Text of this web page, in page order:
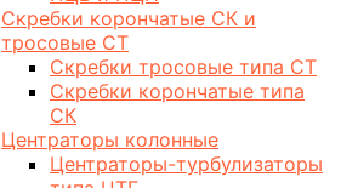
Скребки корончатые СК и
тросовые СТ
Скребки тросовые типа СТ
Скребки корончатые типа
СК
Центраторы колонные
Центраторы-турбулизаторы